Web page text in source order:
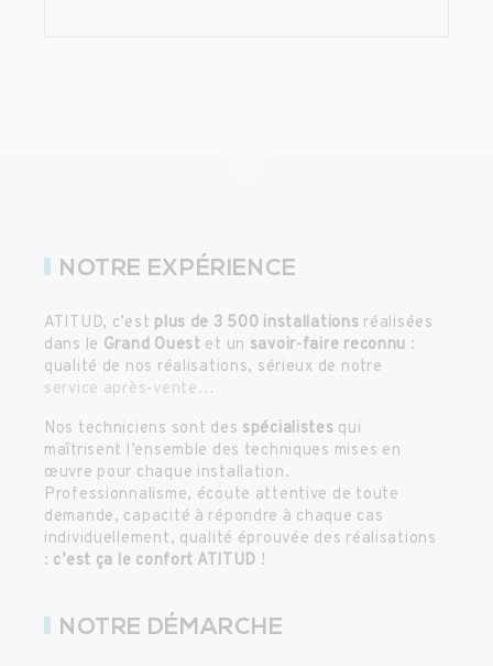
NOTRE EXPÉRIENCE
ATITUD, c’est plus de 3 500 installations réalisées
dans le Grand Ouest et un savoir-faire reconnu :
qualité de nos réalisations, sérieux de notre
service après-vente …
Nos techniciens sont des spécialistes qui
maîtrisent l’ensemble des techniques mises en
œuvre pour chaque installation.
Professionnalisme, écoute attentive de toute
demande, capacité à répondre à chaque cas
individuellement, qualité éprouvée des réalisations
: c’est ça le confort ATITUD !
NOTRE DÉMARCHE